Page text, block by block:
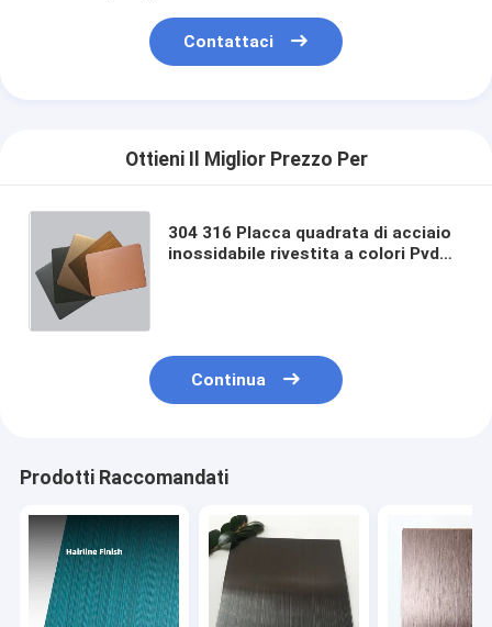
Contattaci
Ottieni Il Miglior Prezzo Per
304 316 Placca quadrata di acciaio
inossidabile rivestita a colori Pvd
Continua
Prodotti Raccomandati